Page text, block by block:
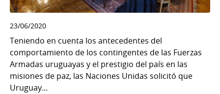
23/06/2020
Teniendo en cuenta los antecedentes del
comportamiento de los contingentes de las Fuerzas
Armadas uruguayas y el prestigio del país en las
misiones de paz, las Naciones Unidas solicitó que
Uruguay...